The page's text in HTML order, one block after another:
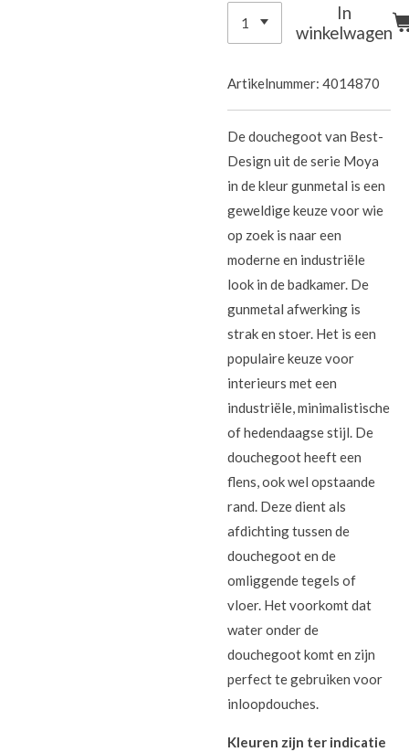
In
winkelwagen
Artikelnummer: 4014870
De douchegoot van Best-
Design uit de serie Moya
in de kleur gunmetal is een
geweldige keuze voor wie
op zoek is naar een
moderne en industriële
look in de badkamer. De
gunmetal afwerking is
strak en stoer. Het is een
populaire keuze voor
interieurs met een
industriële, minimalistische
of hedendaagse stijl. De
douchegoot heeft een
flens, ook wel opstaande
rand. Deze dient als
afdichting tussen de
douchegoot en de
omliggende tegels of
vloer. Het voorkomt dat
water onder de
douchegoot komt en zijn
perfect te gebruiken voor
inloopdouches.
Kleuren zijn ter indicatie